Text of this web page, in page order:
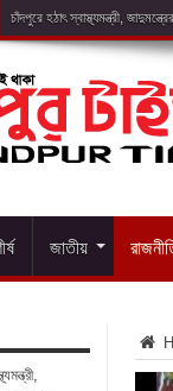
ফরিদগঞ্জে কৃ
জাতীয়